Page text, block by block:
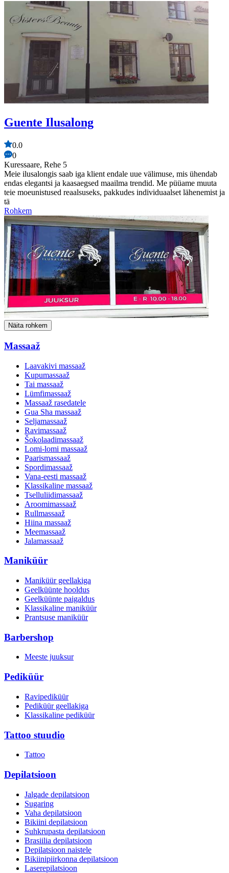
Guente Ilusalong
0.0
0
Kuressaare, Rehe 5
Meie ilusalongis saab iga klient endale uue välimuse, mis ühendab
endas elegantsi ja kaasaegsed maailma trendid. Me püüame muuta
teie moeunistused reaalsuseks, pakkudes individuaalset lähenemist ja
tä
Rohkem
Näita rohkem
Massaaž
Laavakivi massaaž
Kupumassaaž
Tai massaaž
Lümfimassaaž
Massaaž rasedatele
Gua Sha massaaž
Seljamassaaž
Ravimassaaž
Šokolaadimassaaž
Lomi-lomi massaaž
Paarismassaaž
Spordimassaaž
Vana-eesti massaaž
Klassikaline massaaž
Tselluliidimassaaž
Aroomimassaaž
Rullmassaaž
Hiina massaaž
Meemassaaž
Jalamassaaž
Maniküür
Maniküür geellakiga
Geelküünte hooldus
Geelküünte paigaldus
Klassikaline maniküür
Prantsuse maniküür
Barbershop
Meeste juuksur
Pediküür
Ravipediküür
Pediküür geellakiga
Klassikaline pediküür
Tattoo stuudio
Tattoo
Depilatsioon
Jalgade depilatsioon
Sugaring
Vaha depilatsioon
Bikiini depilatsioon
Suhkrupasta depilatsioon
Brasiilia depilatsioon
Depilatsioon naistele
Bikiinipiirkonna depilatsioon
Laserepilatsioon